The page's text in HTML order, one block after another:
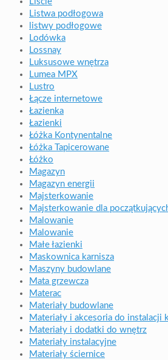
Listwa podłogowa
listwy podłogowe
Lodówka
Lossnay
Luksusowe wnętrza
Lumea MPX
Lustro
Łącze internetowe
Łazienka
Łazienki
Łóżka Kontynentalne
Łóżka Tapicerowane
Łóżko
Magazyn
Magazyn energii
Majsterkowanie
Majsterkowanie dla
Malowanie
Malowanie
Małe łazienki
Maskownica karnisza
Maszyny budowlane
Mata grzewcza
Materac
Materiały budowlane
Materiały i akcesoria do instalacji
Materiały i dodatki do wnętrz
Materiały instalacyjne
Materiały ściernice